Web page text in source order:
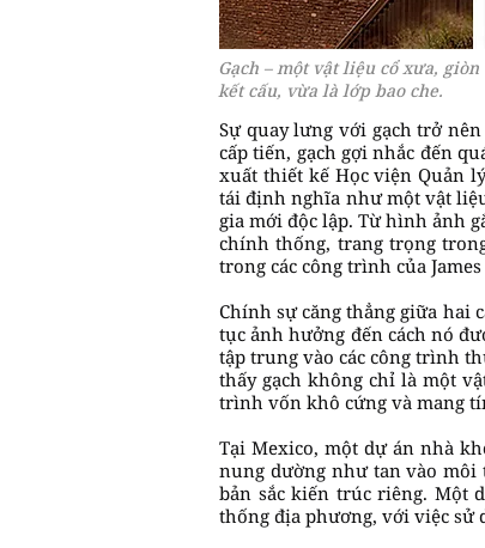
Gạch – một vật liệu cổ xưa,
kết cấu, vừa là lớp bao che.
Sự quay lưng với gạch trở
cấp tiến, gạch gợi nhắc đến
xuất thiết kế Học viện Quản
tái định nghĩa như một vật
gia mới độc lập. Từ hình ảnh
chính thống, trang trọng
trong các công trình của
Chính sự căng thẳng giữa hai
tục ảnh hưởng đến cách nó
tập trung vào các công trình
thấy gạch không chỉ là một
trình vốn khô cứng và mang
Tại Mexico, một dự án nhà
nung dường như tan vào môi
bản sắc kiến trúc riêng. Một
thống địa phương, với việc sử